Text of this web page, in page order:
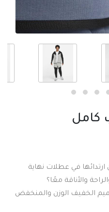
كامل
في عطلات نهاية
والأناقة معًا؟
الخفيف الوزن والمنخفض